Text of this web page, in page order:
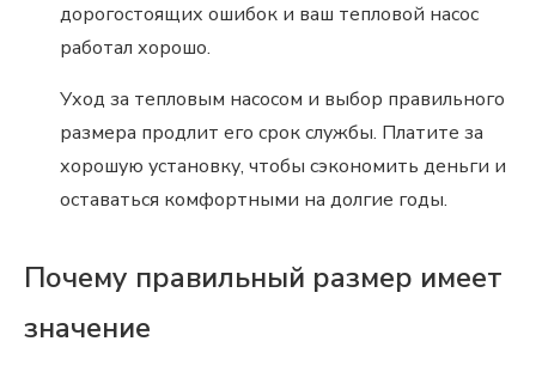
дорогостоящих ошибок и ваш тепловой насос
работал хорошо.
Уход за тепловым насосом и выбор правильного
размера продлит его срок службы. Платите за
хорошую установку, чтобы сэкономить деньги и
оставаться комфортными на долгие годы.
Почему правильный размер имеет
значение